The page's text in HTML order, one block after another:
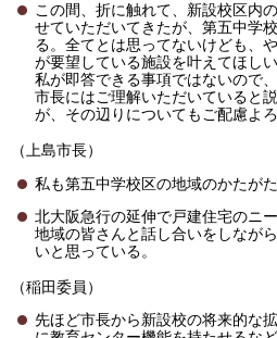
この間、折に触れて、新設校区内
せていただいてきたが、第五中学
る。全てとは思ってないけども、
が要望している施設を叶えてほし
私が即答できる事項ではないので
市長にはご理解いただいていると
が、その辺りについてもご配慮よ
（上島市長）
私も第五中学校区の地域のかたが
北大阪急行の延伸で戸建住宅のニ
地域の皆さんと話し合いをしなが
いと思っている。
（稲田委員）
先ほど市長から新設校の将来的な